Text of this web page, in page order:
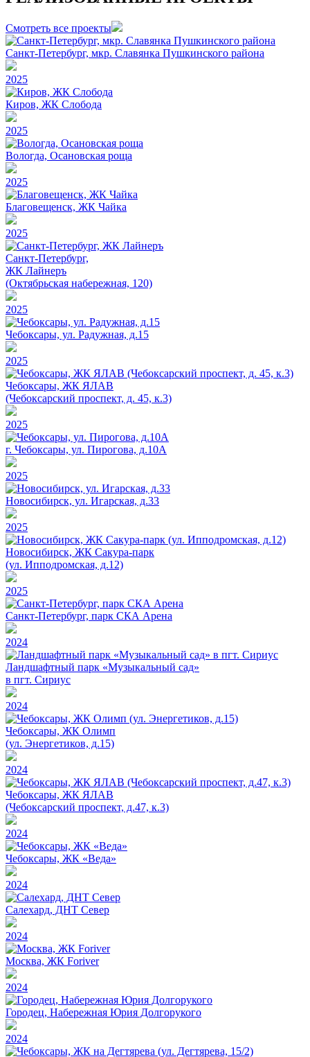
Смотреть все проекты
Санкт-Петербург, мкр. Славянка Пушкинского района
2025
Киров, ЖК Слобода
2025
Вологда, Осановская роща
2025
Благовещенск, ЖК Чайка
2025
Санкт-Петербург,
ЖК Лайнеръ
(Октябрьская набережная, 120)
2025
Чебоксары, ул. Радужная, д.15
2025
Чебоксары, ЖК ЯЛАВ
(Чебоксарский проспект, д. 45, к.3)
2025
г. Чебоксары, ул. Пирогова, д.10А
2025
Новосибирск, ул. Игарская, д.33
2025
Новосибирск, ЖК Сакура-парк
(ул. Ипподромская, д.12)
2025
Санкт-Петербург, парк СКА Арена
2024
Ландшафтный парк «Музыкальный сад»
в пгт. Сириус
2024
Чебоксары, ЖК Олимп
(ул. Энергетиков, д.15)
2024
Чебоксары, ЖК ЯЛАВ
(Чебоксарский проспект, д.47, к.3)
2024
Чебоксары, ЖК «Веда»
2024
Салехард, ДНТ Север
2024
Москва, ЖК Foriver
2024
Городец, Набережная Юрия Долгорукого
2024